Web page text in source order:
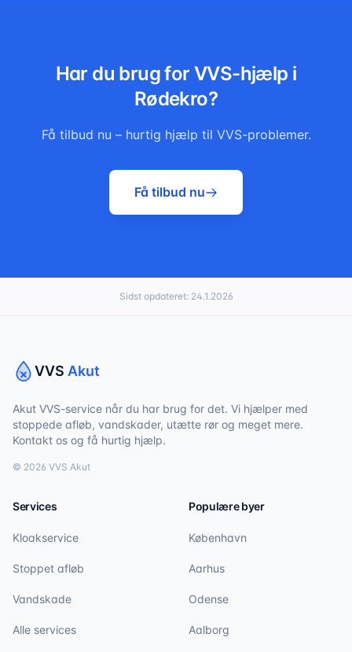
Har du brug for VVS-hjælp i
Rødekro?
Få tilbud nu – hurtig hjælp til VVS-problemer.
Få tilbud nu
Sidst opdateret: 24.1.2026
VVS Akut
Akut VVS-service når du har brug for det. Vi hjælper med
stoppede afløb, vandskader, utætte rør og meget mere.
Kontakt os og få hurtig hjælp.
© 2026 VVS Akut
Services
Kloakservice
Stoppet afløb
Vandskade
Alle services
Populære byer
København
Aarhus
Odense
Aalborg